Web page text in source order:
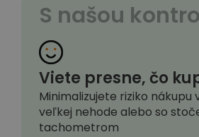
S našou
Viete presne, čo
Minimalizujete riziko nákupu
veľkej nehode alebo so
tachometrom